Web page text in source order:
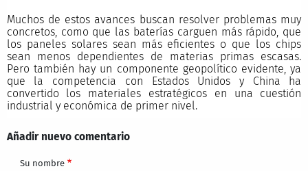
Muchos de estos avances buscan resolver problemas muy
concretos, como que las baterías carguen más rápido, que
los paneles solares sean más eficientes o que los chips
sean menos dependientes de materias primas escasas.
Pero también hay un componente geopolítico evidente, ya
que la competencia con Estados Unidos y China ha
convertido los materiales estratégicos en una cuestión
industrial y económica de primer nivel.
Añadir nuevo comentario
Su nombre